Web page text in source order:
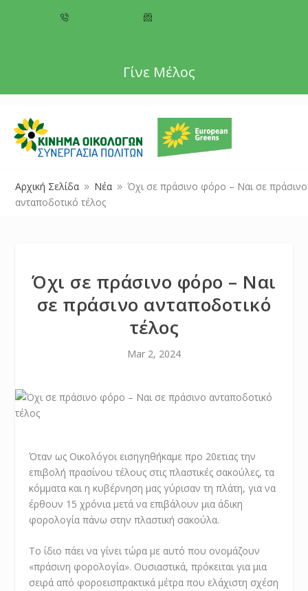
Γίνε Μέλος
Αρχική Σελίδα 9 Νέα 9 Όχι σε πράσινο φόρο – Ναι σε πράσινο
ανταποδοτικό τέλος
Όχι σε πράσινο φόρο – Ναι
σε πράσινο ανταποδοτικό
τέλος
Mar 2, 2024
Όταν ως Οικολόγοι εισηγηθήκαμε προ 20ετιας την
επιβολή πρασίνου τέλους στις πλαστικές σακούλες, τα
κόμματα και η κυβέρνηση μας γύρισαν τη πλάτη, για να
έρθουν 15 χρόνια μετά να επιβάλουν μια άδικη
φορολογία πάνω στην πλαστική σακούλα.
Το ίδιο πάει να γίνει τώρα με αυτό που ονομάζουν
«πράσινη φορολογία». Ουσιαστικά, πρόκειται για μια
σειρά από φοροεισπρακτικά μέτρα που ελάχιστη σχέση